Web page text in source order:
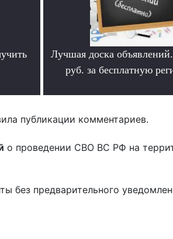
Лучшая доска
руб. за бесплатную
публикации комментариев.
о проведении СВО ВС РФ на
без предварительного